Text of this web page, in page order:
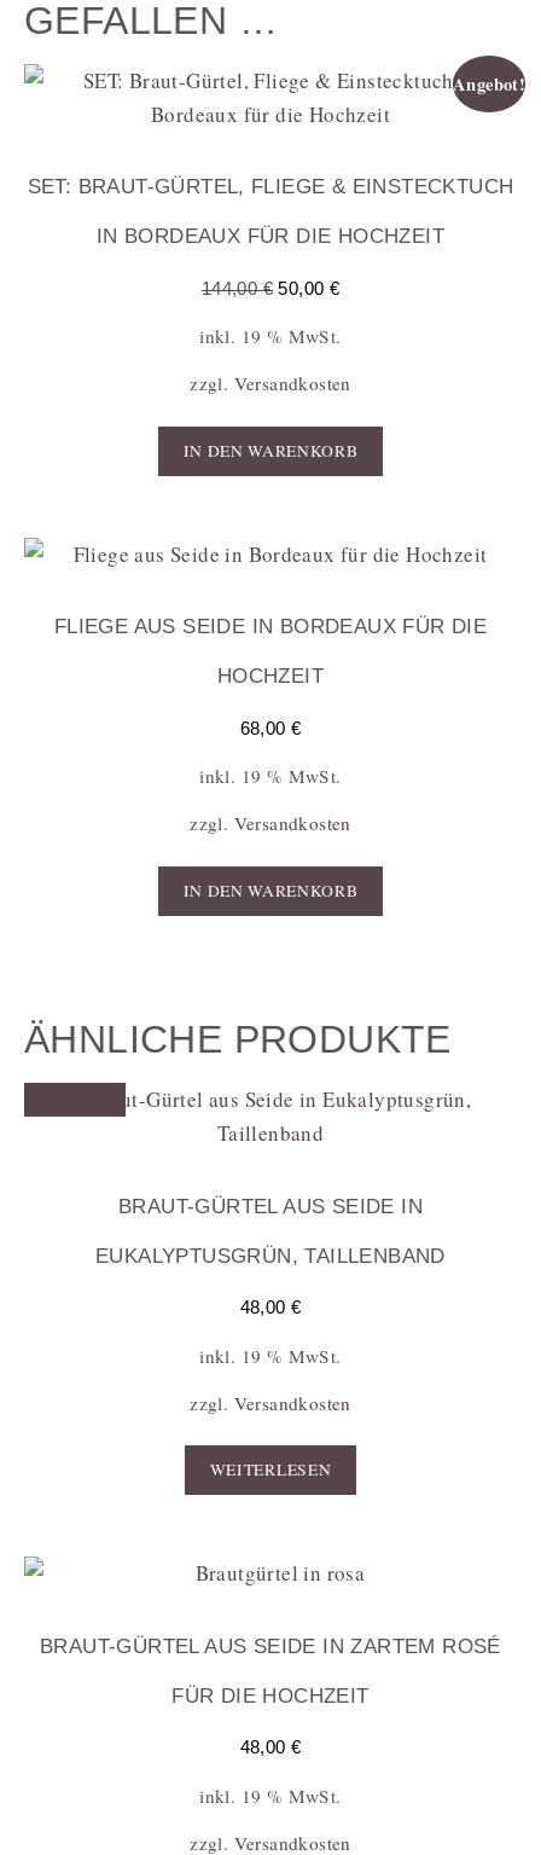
GEFALLEN …
Angebot!
SET: BRAUT-GÜRTEL, FLIEGE & EINSTECKTUCH
IN BORDEAUX FÜR DIE HOCHZEIT
144,00€ 50,00 €
inkl. 19 % MwSt.
zzgl. Versandkosten
IN DEN WARENKORB
FLIEGE AUS SEIDE IN BORDEAUX FÜR DIE
HOCHZEIT
68,00 €
inkl. 19 % MwSt.
zzgl. Versandkosten
IN DEN WARENKORB
ÄHNLICHE PRODUKTE
BRAUT-GÜRTEL AUS SEIDE IN
EUKALYPTUSGRÜN, TAILLENBAND
48,00 €
inkl. 19 % MwSt.
zzgl. Versandkosten
WEITERLESEN
BRAUT-GÜRTEL AUS SEIDE IN ZARTEM ROSÉ
FÜR DIE HOCHZEIT
48,00 €
inkl. 19 % MwSt.
zzgl. Versandkosten